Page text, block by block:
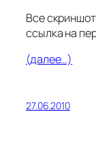
Все
ссылка на
(далее…)
27.06.2010